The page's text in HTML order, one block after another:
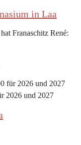
in Laa
Franaschitz René:
für 2026 und 2027
2026 und 2027